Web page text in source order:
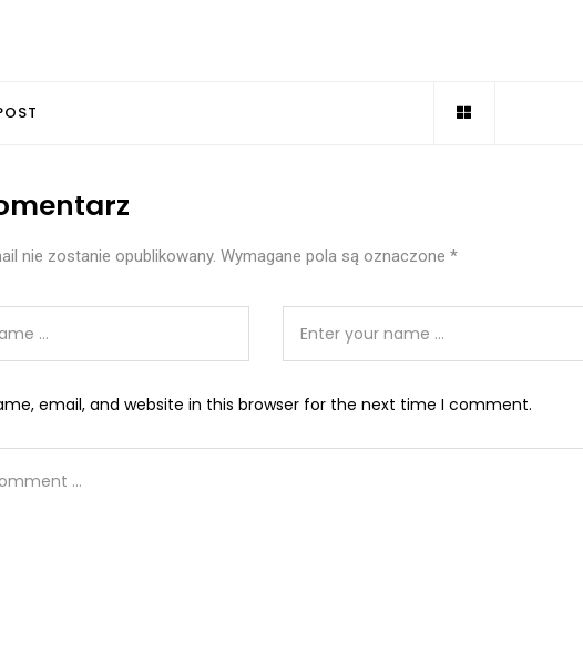
nie zostanie opublikowany. Wymagane pola są oznaczone *
email, and website in this browser for the next time I comment.